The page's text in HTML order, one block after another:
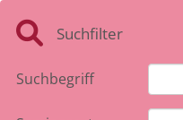
Suchfilter
Suchbegriff